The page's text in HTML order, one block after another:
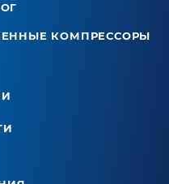
КОМПРЕССОРЫ